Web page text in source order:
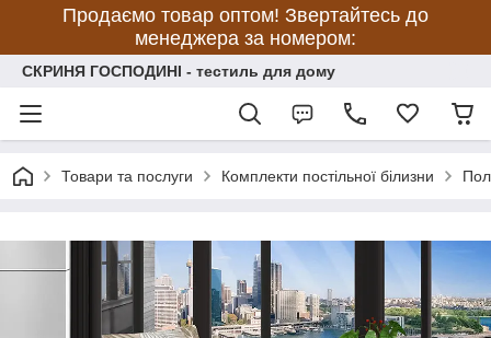
Продаємо товар оптом! Звертайтесь до
менеджера за номером:
СКРИНЯ ГОСПОДИНІ - тестиль для дому
Товари та послуги Комплекти постільної білизни